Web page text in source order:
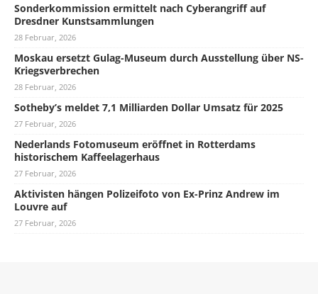
Sonderkommission ermittelt nach Cyberangriff auf
Dresdner Kunstsammlungen
28 Februar, 2026
Moskau ersetzt Gulag-Museum durch Ausstellung über NS-
Kriegsverbrechen
28 Februar, 2026
Sotheby’s meldet 7,1 Milliarden Dollar Umsatz für 2025
27 Februar, 2026
Nederlands Fotomuseum eröffnet in Rotterdams
historischem Kaffeelagerhaus
27 Februar, 2026
Aktivisten hängen Polizeifoto von Ex-Prinz Andrew im
Louvre auf
27 Februar, 2026